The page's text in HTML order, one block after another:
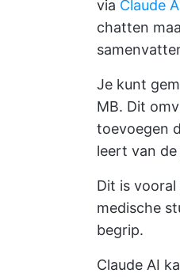
via Claude
chatten
Je kunt
MB. Dit
toevoegen
leert van
Dit is
medische
begrip.
Claude AI